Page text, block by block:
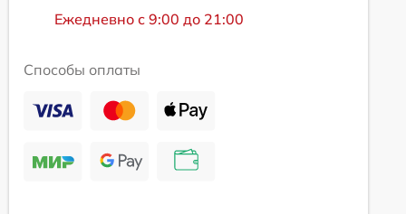
Ежедневно с 9:00 до 21:00
Способы оплаты